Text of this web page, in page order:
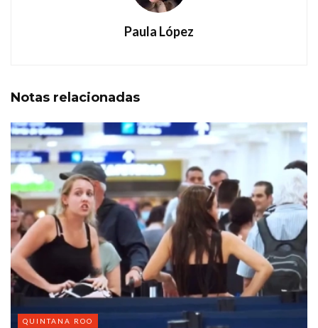
Paula López
Notas relacionadas
QUINTANA ROO